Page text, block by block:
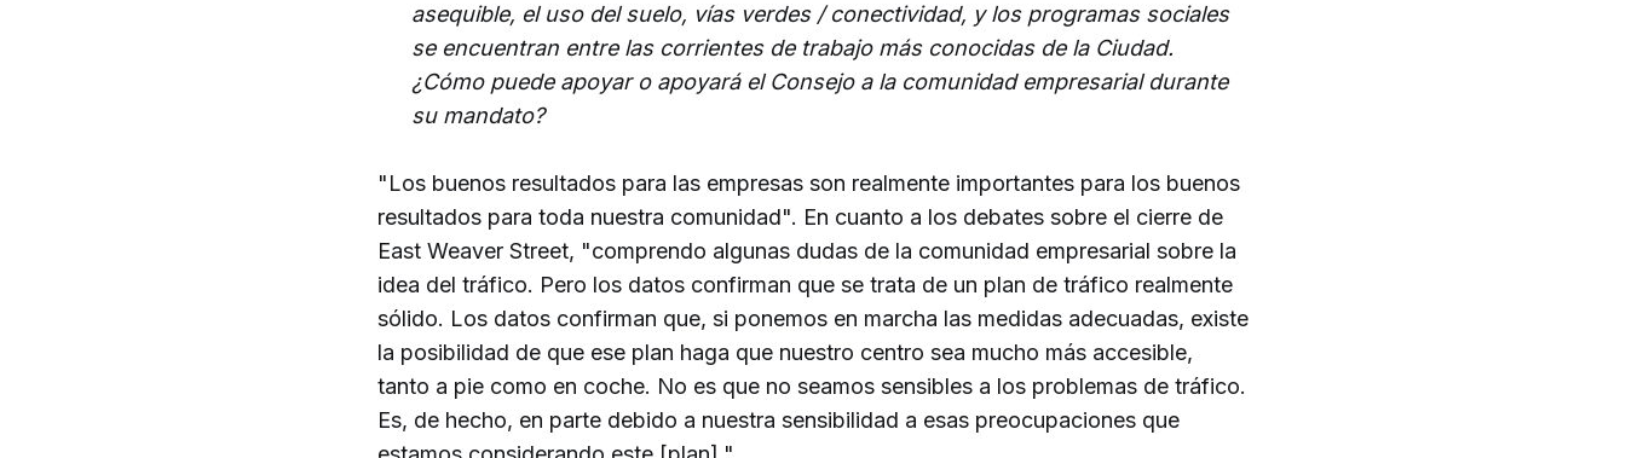
asequible, el uso del suelo, vías verdes / conectividad, y los programas sociales
se encuentran entre las corrientes de trabajo más conocidas de la Ciudad.
¿Cómo puede apoyar o apoyará el Consejo a la comunidad empresarial durante
su mandato?
"Los buenos resultados para las empresas son realmente importantes para los buenos
resultados para toda nuestra comunidad". En cuanto a los debates sobre el cierre de
East Weaver Street, "comprendo algunas dudas de la comunidad empresarial sobre la
idea del tráfico. Pero los datos confirman que se trata de un plan de tráfico realmente
sólido. Los datos confirman que, si ponemos en marcha las medidas adecuadas, existe
la posibilidad de que ese plan haga que nuestro centro sea mucho más accesible,
tanto a pie como en coche. No es que no seamos sensibles a los problemas de tráfico.
Es, de hecho, en parte debido a nuestra sensibilidad a esas preocupaciones que